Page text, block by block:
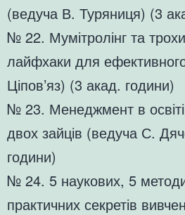
(ведуча В. Туряниця) (3
№ 22. Мумітролінг та
лайфхаки для
Ціпов’яз) (3 акад. години)
№ 23. Менеджмент в
двох зайців (ведуча С.
години)
№ 24. 5 наукових, 5
практичних секретів